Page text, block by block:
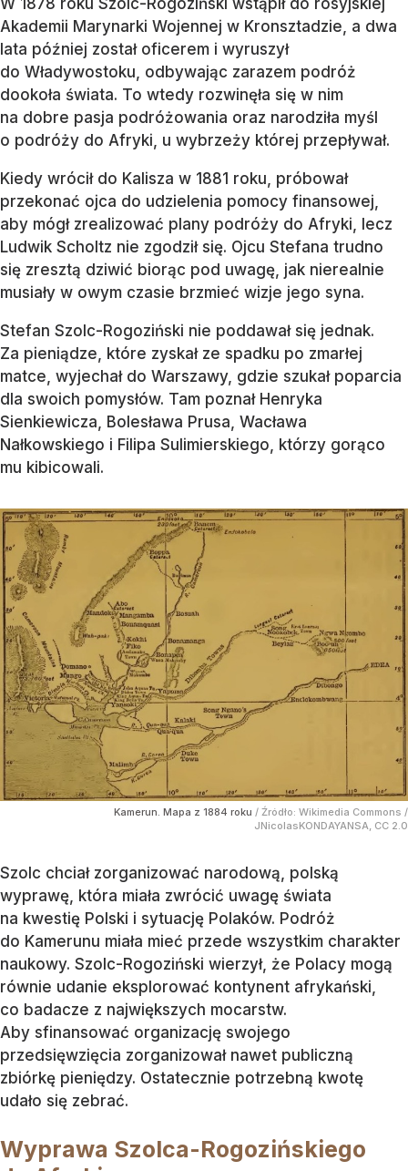
Akademii Marynarki Wojennej w Kronsztadzie, a dwa
lata później został oficerem i wyruszył
do Władywostoku, odbywając zarazem podróż
dookoła świata. To wtedy rozwinęła się w nim
na dobre pasja podróżowania oraz narodziła myśl
o podróży do Afryki, u wybrzeży której przepływał.
Kiedy wrócił do Kalisza w 1881 roku, próbował
przekonać ojca do udzielenia pomocy finansowej,
aby mógł zrealizować plany podróży do Afryki, lecz
Ludwik Scholtz nie zgodził się. Ojcu Stefana trudno
się zresztą dziwić biorąc pod uwagę, jak nierealnie
musiały w owym czasie brzmieć wizje jego syna.
Stefan Szolc-Rogoziński nie poddawał się jednak.
Za pieniądze, które zyskał ze spadku po zmarłej
matce, wyjechał do Warszawy, gdzie szukał poparcia
dla swoich pomysłów. Tam poznał Henryka
Sienkiewicza, Bolesława Prusa, Wacława
Nałkowskiego i Filipa Sulimierskiego, którzy gorąco
mu kibicowali.
Kamerun. Mapa z 1884 roku / Źródło: Wikimedia Commons /
JNicolasKONDAYANSA, CC 2.0
Szolc chciał zorganizować narodową, polską
wyprawę, która miała zwrócić uwagę świata
na kwestię Polski i sytuację Polaków. Podróż
do Kamerunu miała mieć przede wszystkim charakter
naukowy. Szolc-Rogoziński wierzył, że Polacy mogą
równie udanie eksplorować kontynent afrykański,
co badacze z największych mocarstw.
Aby sfinansować organizację swojego
przedsięwzięcia zorganizował nawet publiczną
zbiórkę pieniędzy. Ostatecznie potrzebną kwotę
udało się zebrać.
Wyprawa Szolca-Rogozińskiego